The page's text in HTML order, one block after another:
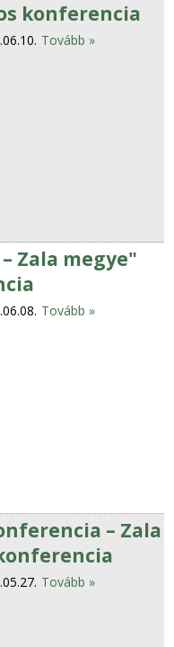
konferencia
Tovább »
Zala megye"
Tovább »
– Zala
Tovább »